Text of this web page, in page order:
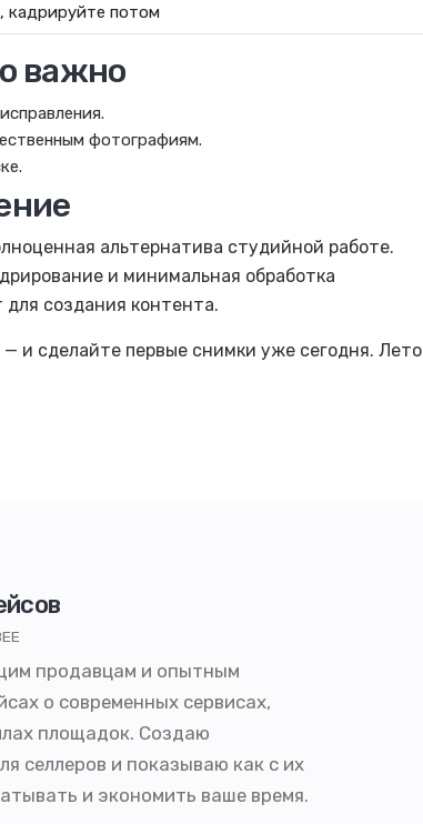
кадрируйте потом
важно
фотографиям.
альтернатива студийной работе.
и минимальная обработка
создания контента.
и сделайте первые снимки уже сегодня. Лето
продавцам и опытным
о современных сервисах,
площадок. Создаю
селлеров и показываю как с их
и экономить ваше время.